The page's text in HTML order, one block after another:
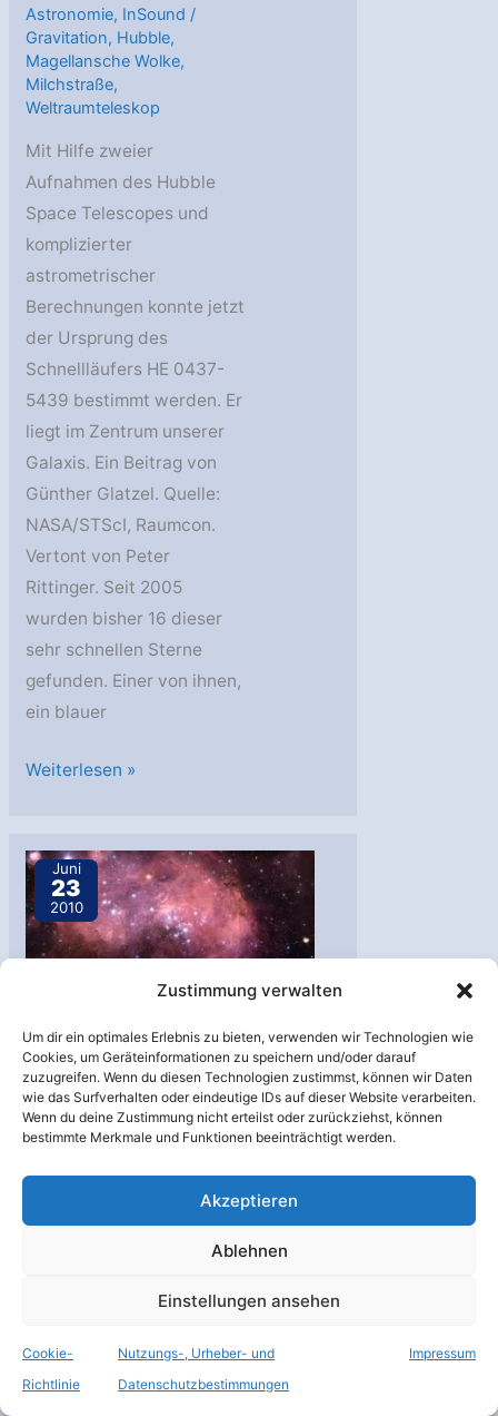
Zustimmung verwalten
Um dir ein optimales Erlebnis zu bieten, verwenden wir Technologien wie
Cookies, um Geräteinformationen zu speichern und/oder darauf
zuzugreifen. Wenn du diesen Technologien zustimmst, können wir Daten
wie das Surfverhalten oder eindeutige IDs auf dieser Website verarbeiten.
Wenn du deine Zustimmung nicht erteilst oder zurückziehst, können
bestimmte Merkmale und Funktionen beeinträchtigt werden.
Akzeptieren
Ablehnen
Einstellungen ansehen
Cookie-
Richtlinie
Nutzungs-, Urheber- und
Datenschutzbestimmungen
Impressum
Astronomie, InSound /
Gravitation, Hubble,
Magellansche Wolke,
Milchstraße,
Weltraumteleskop
Mit Hilfe zweier
Aufnahmen des Hubble
Space Telescopes und
komplizierter
astrometrischer
Berechnungen konnte jetzt
der Ursprung des
Schnellläufers HE 0437-
5439 bestimmt werden. Er
liegt im Zentrum unserer
Galaxis. Ein Beitrag von
Günther Glatzel. Quelle:
NASA/STScI, Raumcon.
Vertont von Peter
Rittinger. Seit 2005
wurden bisher 16 dieser
sehr schnellen Sterne
gefunden. Einer von ihnen,
ein blauer
Blauer
dem
Milchstraßenzentrum
Weiterlesen »
Juni
23
2010
Hubble: Neues Bild
der
Sternentstehungsr
egion N11
Galaxie,Magellansche
Das neue Bild des Hubble-
Weltraumteleskops zeigt
die